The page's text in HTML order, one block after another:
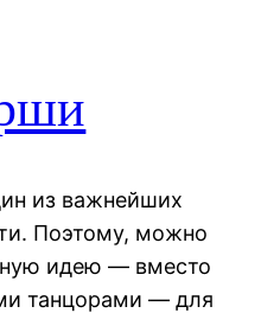
из важнейших
Поэтому, можно
идею — вместо
танцорами — для